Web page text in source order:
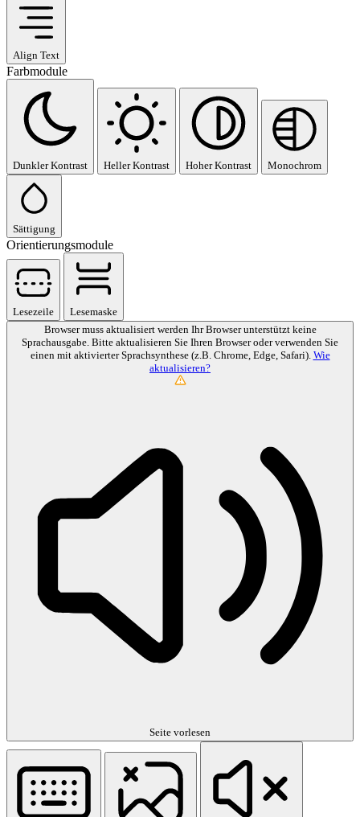
Align Text
Farbmodule
Dunkler Kontrast Heller Kontrast Hoher Kontrast Monochrom
Sättigung
Orientierungsmodule
Lesezeile
Lesemaske
Browser muss aktualisiert werden Ihr Browser unterstützt keine
Sprachausgabe. Bitte aktualisieren Sie Ihren Browser oder verwenden Sie
einen mit aktivierter Sprachsynthese (z.B. Chrome, Edge, Safari). Wie
aktualisieren?
Seite vorlesen